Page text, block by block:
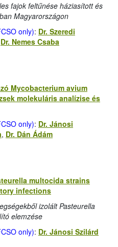
fajok feltűnése háziasított és
Magyarországon
only): Dr. Szeredi
Dr. Nemes Csaba
Mycobacterium avium
molekuláris analízise és
only): Dr. Jánosi
, Dr. Dán Ádám
multocida strains
infections
izolált Pasteurella
elemzése
only): Dr. Jánosi Szilárd